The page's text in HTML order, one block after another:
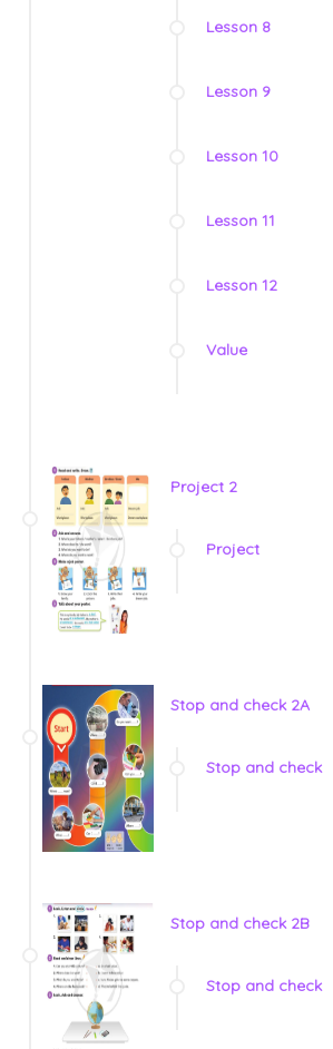
Lesson 8
Lesson 9
Lesson 10
Lesson 11
Lesson 12
Value
Project 2
Project
Stop and check 2A
Stop and check
Stop and check 2B
Stop and check